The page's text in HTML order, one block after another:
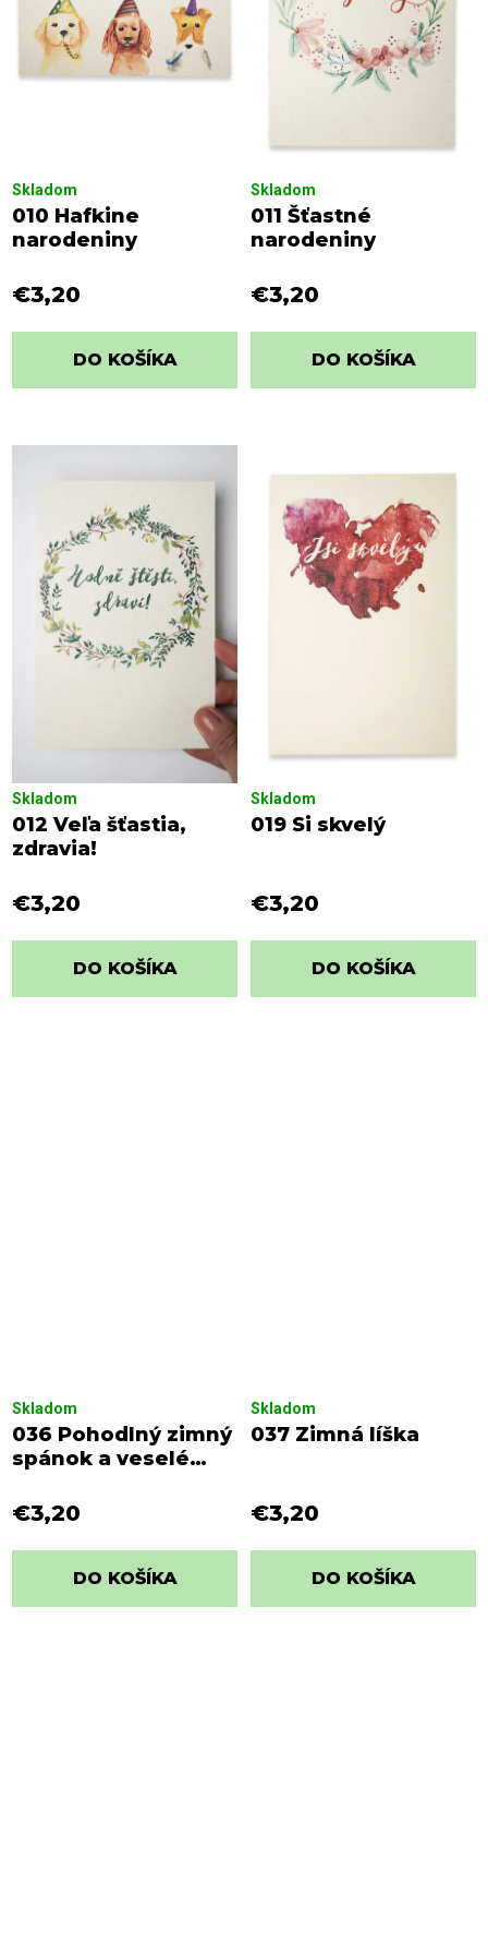
010 Hafkine
narodeniny
Skladom
€3,20
DO KOŠÍKA
011 Šťastné
narodeniny
Skladom
€3,20
DO KOŠÍKA
012 Veľa šťastia,
zdravia!
Skladom
€3,20
DO KOŠÍKA
019 Si skvelý
Skladom
€3,20
DO KOŠÍKA
036 Pohodlný zimný
spánok a veselé
Skladom
€3,20
DO KOŠÍKA
037 Zimná líška
Skladom
€3,20
DO KOŠÍKA